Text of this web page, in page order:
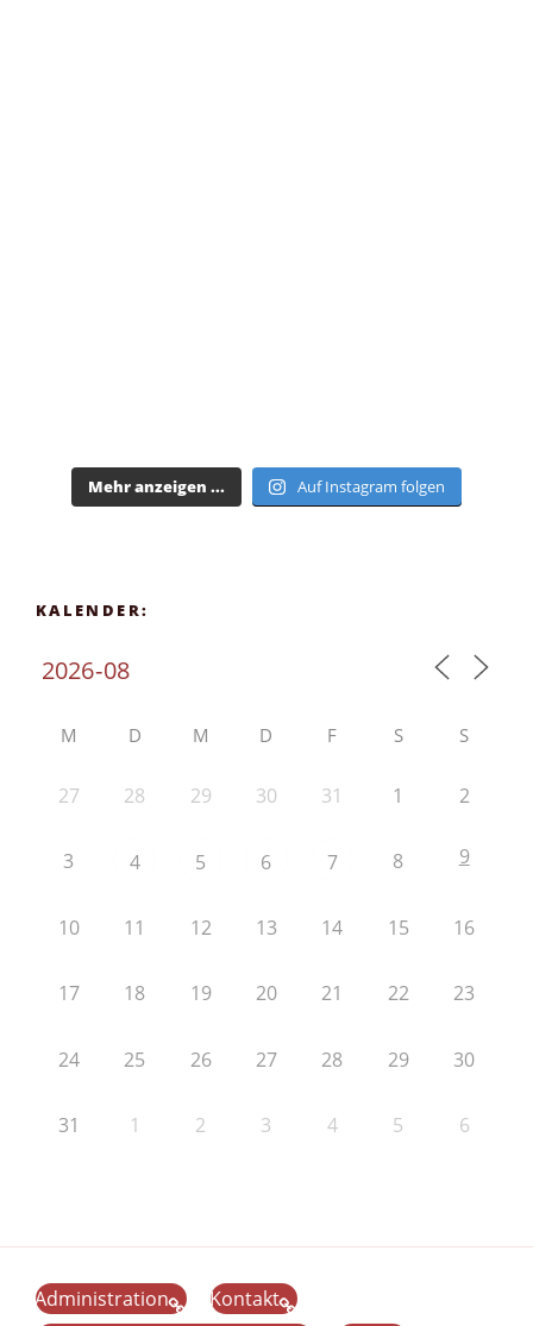
Mehr anzeigen ... Auf Instagram folgen
KALENDER:
M D M D F S S
27 28 29 30 31 1 2
3 4 5 6 7 8 9
10 11 12 13 14 15 16
17 18 19 20 21 22 23
24 25 26 27 28 29 30
31 1 2 3 4 5 6
Administration
Kontakt